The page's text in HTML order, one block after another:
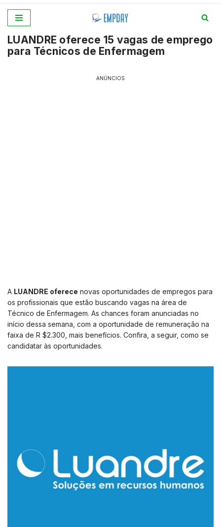
para
o
LUANDRE oferece 15 vagas de emprego
para Técnicos de Enfermagem
ANÚNCIOS
A LUANDRE oferece novas oportunidades de empregos para
os profissionais que estão buscando vagas na área de
Técnico de Enfermagem. As chances foram anunciadas no
início dessa semana, com a oportunidade de remuneração na
faixa de R $2.300, mais benefícios. Confira, a seguir, como se
candidatar às oportunidades.